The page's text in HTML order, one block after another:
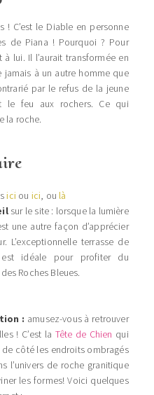
C’est le Diable en personne
de Piana ! Pourquoi ? Pour
lui. Il l’aurait transformée en
jamais à un autre homme que
par le refus de la jeune
le feu aux rochers. Ce qui
la roche.
ici ou ici, oulà
sur le site : lorsque la lumière
une autre façon d’apprécier
L’exceptionnelle terrasse de
est idéale pour profiter du
Roches Bleues.
: amusez-vous à retrouver
! C’est la Tête de Chien qui
côté les endroits ombragés
l’univers de roche granitique
les formes! Voici quelques